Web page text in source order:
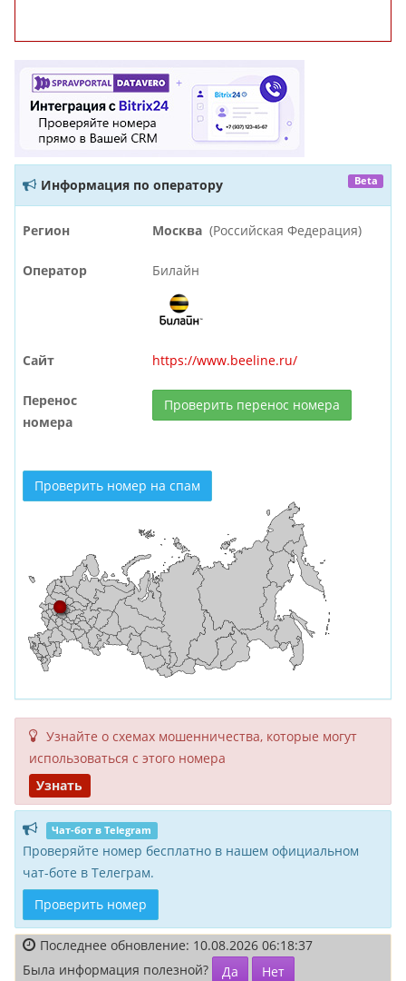
Информация по оператору Beta
Регион Москва (Российская Федерация)
Оператор Билайн
Сайт https://www.beeline.ru/
Перенос
номера
Проверить перенос номера
Проверить номер на спам
Узнайте о схемах мошенни­чества, кото­рые могут
исполь­зоваться с этого номера
Узнать
Чат-бот в Telegram
Проверяйте номер бесплатно в нашем официальном
чат-боте в Телеграм.
Проверить номер
Последнее обновление: 10.08.2026 06:18:37
Была информация полезной?
Да Нет